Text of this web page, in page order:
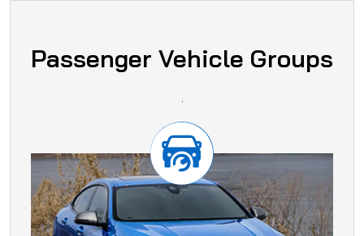
Passenger Vehicle Groups
.